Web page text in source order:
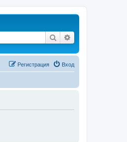
Поиск
Вход
Регистрация